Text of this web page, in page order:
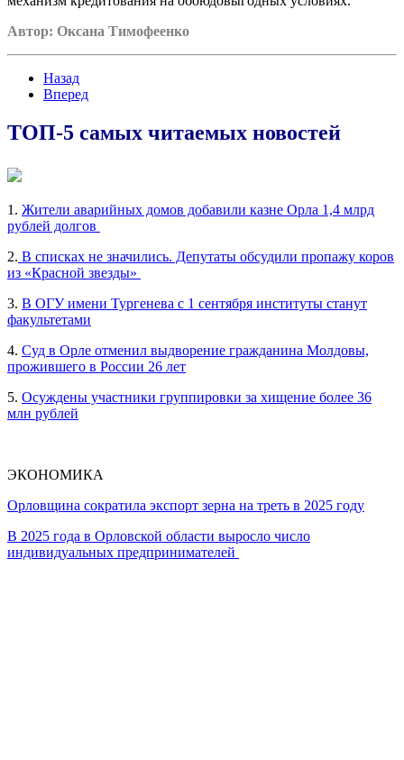
Автор: Оксана Тимофеенко
Назад
Вперед
ТОП-5 самых читаемых новостей
1. Жители аварийных домов добавили казне Орла 1,4 млрд
рублей долгов
2. В списках не значились. Депутаты обсудили пропажу коров
из «Красной звезды»
3. В ОГУ имени Тургенева с 1 сентября институты станут
факультетами
4. Суд в Орле отменил выдворение гражданина Молдовы,
прожившего в России 26 лет
5. Осуждены участники группировки за хищение более 36
млн рублей
ЭКОНОМИКА
Орловщина сократила экспорт зерна на треть в 2025 году
В 2025 года в Орловской области выросло число
индивидуальных предпринимателей